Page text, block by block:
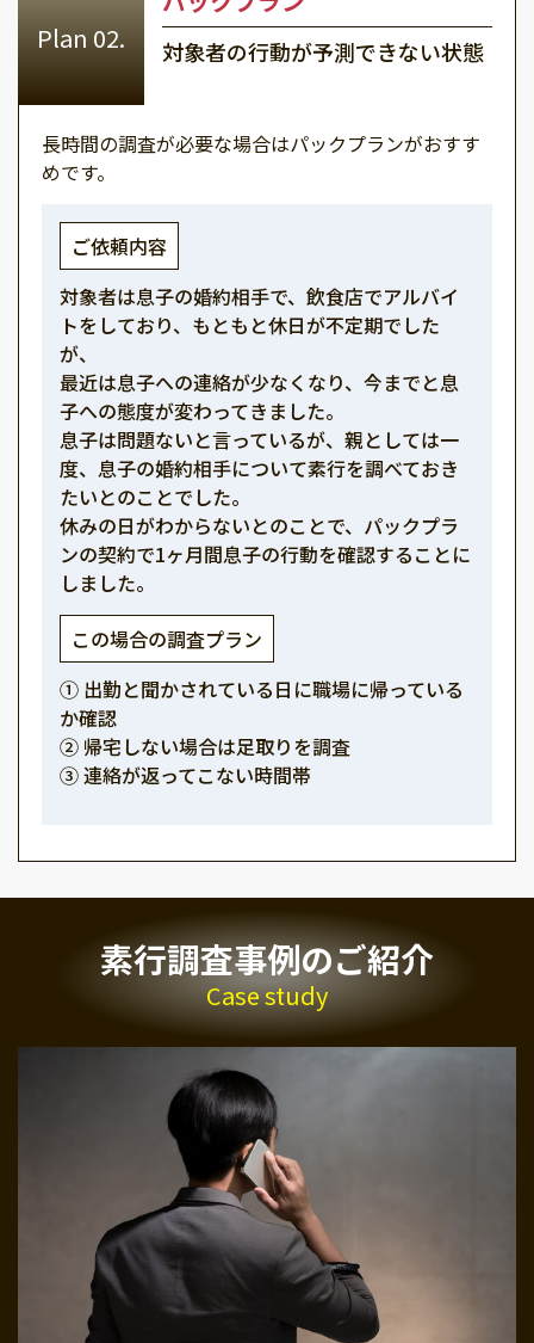
対象者の行動が予測できない状態
長時間の調査が必要な場合はパックプランがおすす
めです。
ご依頼内容
対象者は息子の婚約相手で、飲食店でアルバイ
トをしており、もともと休日が不定期でした
が、
最近は息子への連絡が少なくなり、今までと息
子への態度が変わってきました。
息子は問題ないと言っているが、親としては一
度、息子の婚約相手について素行を調べておき
たいとのことでした。
休みの日がわからないとのことで、パックプラ
ンの契約で1ヶ月間息子の行動を確認することに
しました。
この場合の調査プラン
① 出勤と聞かされている日に職場に帰っている
か確認
② 帰宅しない場合は足取りを調査
③ 連絡が返ってこない時間帯
素行調査事例のご紹介
Case study